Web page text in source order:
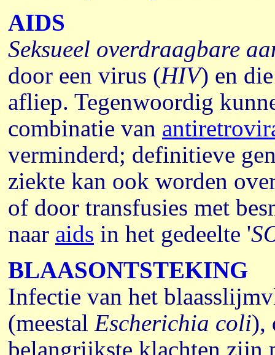
AIDS
Seksueel overdraagbare
door een virus (HIV) en
afliep. Tegenwoordig
combinatie van
verminderd; definitieve
ziekte kan ook worden
of door transfusies met
naar aids in het gedeelte '
BLAASONTSTEKING
Infectie van het
(meestal Escherichia coli),
belangrijkste klachten zijn